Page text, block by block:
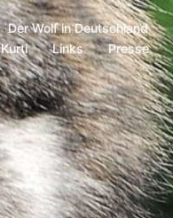
Der Wolf in Deutschland
Links Presse